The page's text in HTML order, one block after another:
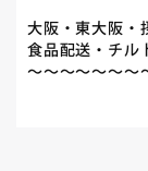
大阪・東大阪・
食品配送・チル
～～～～～～